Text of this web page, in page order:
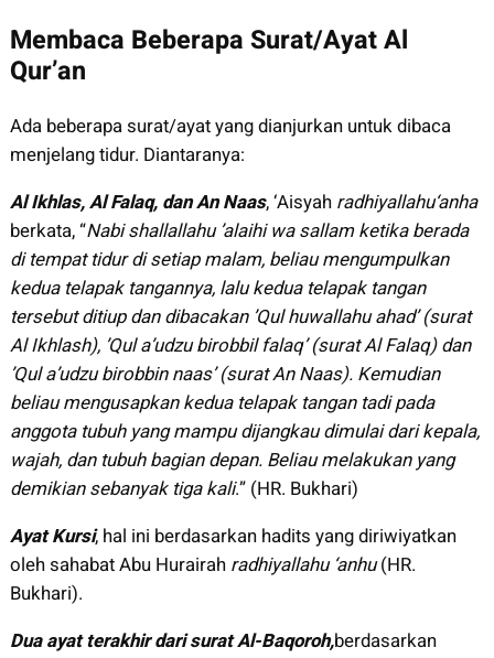
Membaca Beberapa Surat/Ayat Al
Qur’an
Ada beberapa surat/ayat yang dianjurkan untuk dibaca
menjelang tidur. Diantaranya:
Al Ikhlas, Al Falaq, dan An Naas, ‘Aisyah radhiyallahu‘anha
berkata, “Nabi shallallahu ’alaihi wa sallam ketika berada
di tempat tidur di setiap malam, beliau mengumpulkan
kedua telapak tangannya, lalu kedua telapak tangan
tersebut ditiup dan dibacakan ’Qul huwallahu ahad’ (surat
Al Ikhlash), ’Qul a’udzu birobbil falaq’ (surat Al Falaq) dan
’Qul a’udzu birobbin naas’ (surat An Naas). Kemudian
beliau mengusapkan kedua telapak tangan tadi pada
anggota tubuh yang mampu dijangkau dimulai dari kepala,
wajah, dan tubuh bagian depan. Beliau melakukan yang
demikian sebanyak tiga kali.” (HR. Bukhari)
Ayat Kursi, hal ini berdasarkan hadits yang diriwiyatkan
oleh sahabat Abu Hurairah radhiyallahu ‘anhu(HR.
Bukhari).
Dua ayat terakhir dari surat Al-Baqoroh,berdasarkan